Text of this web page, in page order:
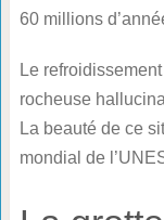
60 millions
Le
rocheuse
La beauté de ce
mondial de